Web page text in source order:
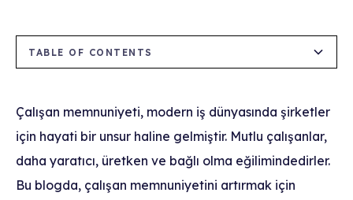
TABLE OF CONTENTS
Seçenekleri
Çalışan memnuniyeti, modern iş dünyasında şirketler
için hayati bir unsur haline gelmiştir. Mutlu çalışanlar,
daha yaratıcı, üretken ve bağlı olma eğilimindedirler.
Bu blogda, çalışan memnuniyetini artırmak için